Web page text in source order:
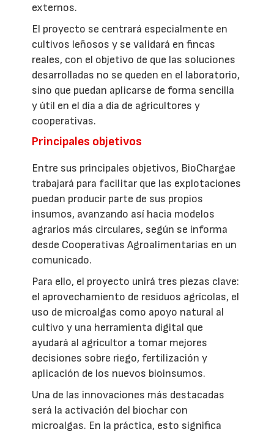
externos.
El proyecto se centrará especialmente en
cultivos leñosos y se validará en fincas
reales, con el objetivo de que las soluciones
desarrolladas no se queden en el laboratorio,
sino que puedan aplicarse de forma sencilla
y útil en el día a día de agricultores y
cooperativas.
Principales objetivos
Entre sus principales objetivos, BioChargae
trabajará para facilitar que las explotaciones
puedan producir parte de sus propios
insumos, avanzando así hacia modelos
agrarios más circulares, según se informa
desde Cooperativas Agroalimentarias en un
comunicado.
Para ello, el proyecto unirá tres piezas clave:
el aprovechamiento de residuos agrícolas, el
uso de microalgas como apoyo natural al
cultivo y una herramienta digital que
ayudará al agricultor a tomar mejores
decisiones sobre riego, fertilización y
aplicación de los nuevos bioinsumos.
Una de las innovaciones más destacadas
será la activación del biochar con
microalgas. En la práctica, esto significa